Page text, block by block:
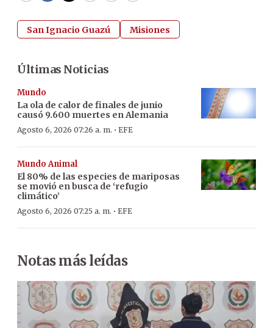
San Ignacio Guazú Misiones
Últimas Noticias
Mundo
La ola de calor de finales de junio
causó 9.600 muertes en Alemania
Agosto 6, 2026 07:26 a. m. · EFE
Mundo Animal
El 80% de las especies de mariposas
se movió en busca de ‘refugio
climático’
Agosto 6, 2026 07:25 a. m. · EFE
Notas más leídas